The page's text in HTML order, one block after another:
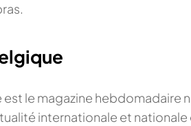
le magazine hebdomadaire
internationale et